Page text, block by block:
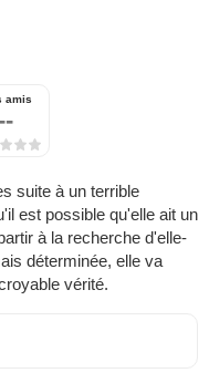
amis
--
suite à un terrible
est possible qu'elle ait un
à la recherche d'elle-
déterminée, elle va
vérité.